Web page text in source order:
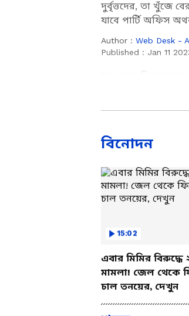
দুর্বৃত্তদের, তা খুঁজে
যাবে পার্টি অফিস
Author : Web Desk -
Published : Jan 11
'বাংলায়
সাহস কোন
যায়, তাহলে তারা
বিস্ফোরক
বিনোদন
15:02
এবার মিমির বিরুদ্ধে
মামলা! জেল থেকে
চাল তনয়ের, দেখুন